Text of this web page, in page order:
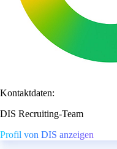
Kontaktdaten:
DIS Recruiting-Team
Profil von DIS anzeigen